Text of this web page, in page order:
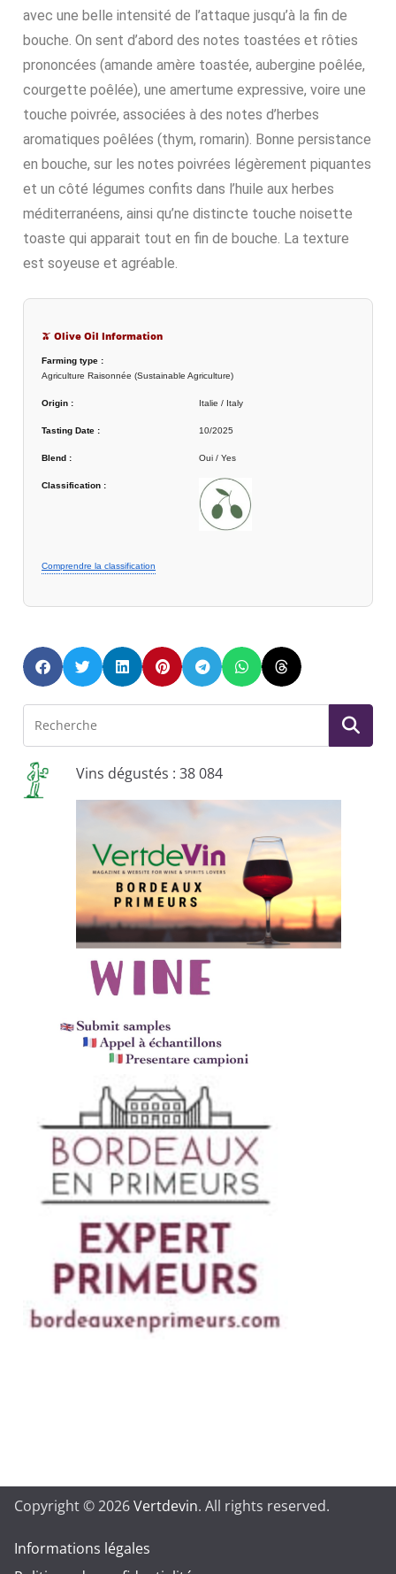
avec une belle intensité de l’attaque jusqu’à la fin de
bouche. On sent d’abord des notes toastées et rôties
prononcées (amande amère toastée, aubergine poêlée,
courgette poêlée), une amertume expressive, voire une
touche poivrée, associées à des notes d’herbes
aromatiques poêlées (thym, romarin). Bonne persistance
en bouche, sur les notes poivrées légèrement piquantes
et un côté légumes confits dans l’huile aux herbes
méditerranéens, ainsi qu’ne distincte touche noisette
toaste qui apparait tout en fin de bouche. La texture
est soyeuse et agréable.
🫒 Olive Oil Information
Farming type :
Agriculture Raisonnée (Sustainable Agriculture)
Origin : Italie / Italy
Tasting Date : 10/2025
Blend : Oui / Yes
Classification :
Comprendre la classification
Vins dégustés : 38 084
Copyright © 2026Vertdevin. All rights reserved.
Informations légales